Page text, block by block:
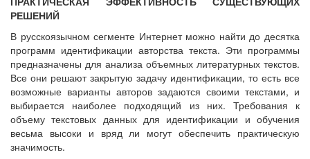
РЕШЕНИЙ
В русскоязычном сегменте Интернет можно найти до десятка
программ идентификации авторства текста. Эти программы
предназначены для анализа объемных литературных текстов.
Все они решают закрытую задачу идентификации, то есть все
возможные варианты авторов задаются своими текстами, и
выбирается наиболее подходящий из них. Требования к
объему текстовых данных для идентификации и обучения
весьма высоки и вряд ли могут обеспечить практическую
значимость.